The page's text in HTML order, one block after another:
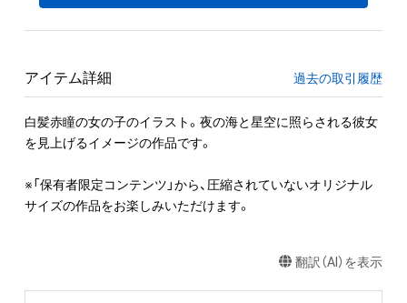
アイテム詳細 過去の取引履歴
白髪赤瞳の女の子のイラスト。夜の海と星空に照らされる彼女
を見上げるイメージの作品です。
※「保有者限定コンテンツ」から、圧縮されていないオリジナル
サイズの作品をお楽しみいただけます。
翻訳（AI）を表示